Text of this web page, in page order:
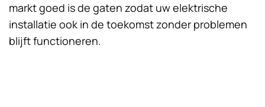
markt goed is de gaten zodat uw elektrische
installatie ook in de toekomst zonder problemen
blijft functioneren.